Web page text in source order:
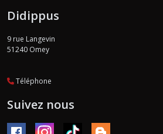
Didippus
9 rue Langevin
51240 Omey
Téléphone
Suivez nous